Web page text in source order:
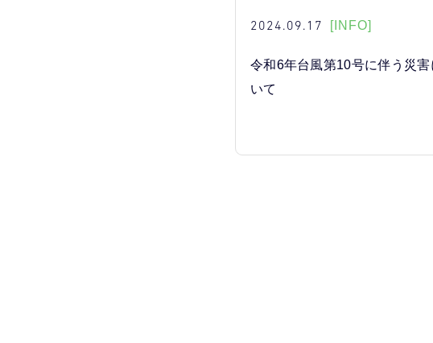
2024.09.17 [INFO]
令和6年台風第10号に伴う災害
いて